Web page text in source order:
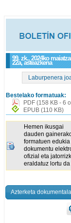
99. zk., 2024ko
22a, asteazkena
Laburpenera
Bestelako formatuak:
PDF (158 KB - 6
EPUB (110 KB)
Hemen ikusgai
dauden
formatuen edukia
dokumentu
ofizial eta
eraldatuz lortu da
Azterketa dokumentala